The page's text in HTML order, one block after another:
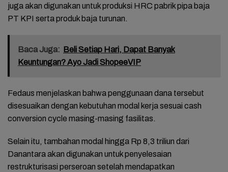
juga akan digunakan untuk produksi HRC pabrik pipa baja
PT KPI serta produk baja turunan.
Baca Juga: Beli Setiap Hari, Dapat Banyak
Keuntungan? Ayo Jadi ShopeeVIP
Fedaus menjelaskan bahwa penggunaan dana tersebut
disesuaikan dengan kebutuhan modal kerja sesuai cash
conversion cycle masing-masing fasilitas.
Selain itu, tambahan modal hingga Rp 8,3 triliun dari
Danantara akan digunakan untuk penyelesaian
restrukturisasi perseroan setelah mendapatkan